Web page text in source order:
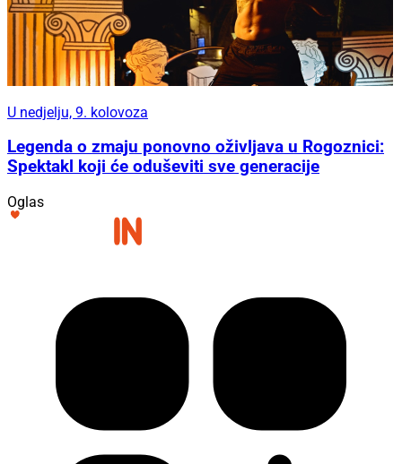
U nedjelju, 9. kolovoza
Legenda o zmaju ponovno oživljava u Rogoznici:
Spektakl koji će oduševiti sve generacije
Oglas